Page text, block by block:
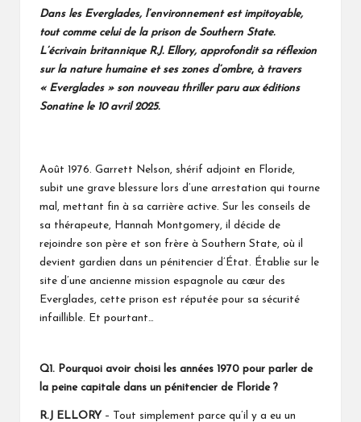
Dans les Everglades, l’environnement est impitoyable,
tout comme celui de la prison de Southern State.
L’écrivain britannique R.J. Ellory, approfondit sa réflexion
sur la nature humaine et ses zones d’ombre, à travers
« Everglades » son nouveau thriller paru aux éditions
Sonatine le 10 avril 2025.
Août 1976. Garrett Nelson, shérif adjoint en Floride,
subit une grave blessure lors d’une arrestation qui tourne
mal, mettant fin à sa carrière active. Sur les conseils de
sa thérapeute, Hannah Montgomery, il décide de
rejoindre son père et son frère à Southern State, où il
devient gardien dans un pénitencier d’État. Établie sur le
site d’une ancienne mission espagnole au cœur des
Everglades, cette prison est réputée pour sa sécurité
infaillible. Et pourtant…
Q1. Pourquoi avoir choisi les années 1970 pour parler de
la peine capitale dans un pénitencier de Floride ?
R.J ELLORY – Tout simplement parce qu’il y a eu un